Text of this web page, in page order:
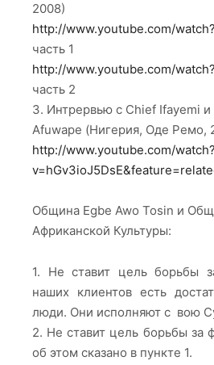
2008)
http://www.youtube.com/
часть 1
http://www.youtube.com/
часть 2
3. Интрервью с Chief Ifayemi
Afuwape (Нигерия, Оде Ремо,
http://www.youtube.com/watch?
Община Egbe Awo Tosin и
Африканской Культуры:
1. Не ставит цель борьбы
наших клиентов есть
люди. Они исполняют с вою
2. Не ставит цель борьбы за
об этом сказано в пункте 1.